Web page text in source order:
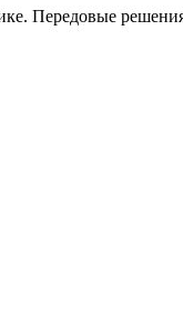
Передовые